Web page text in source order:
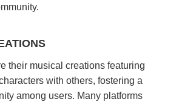
their musical creations featuring
with others, fostering a
among users. Many platforms